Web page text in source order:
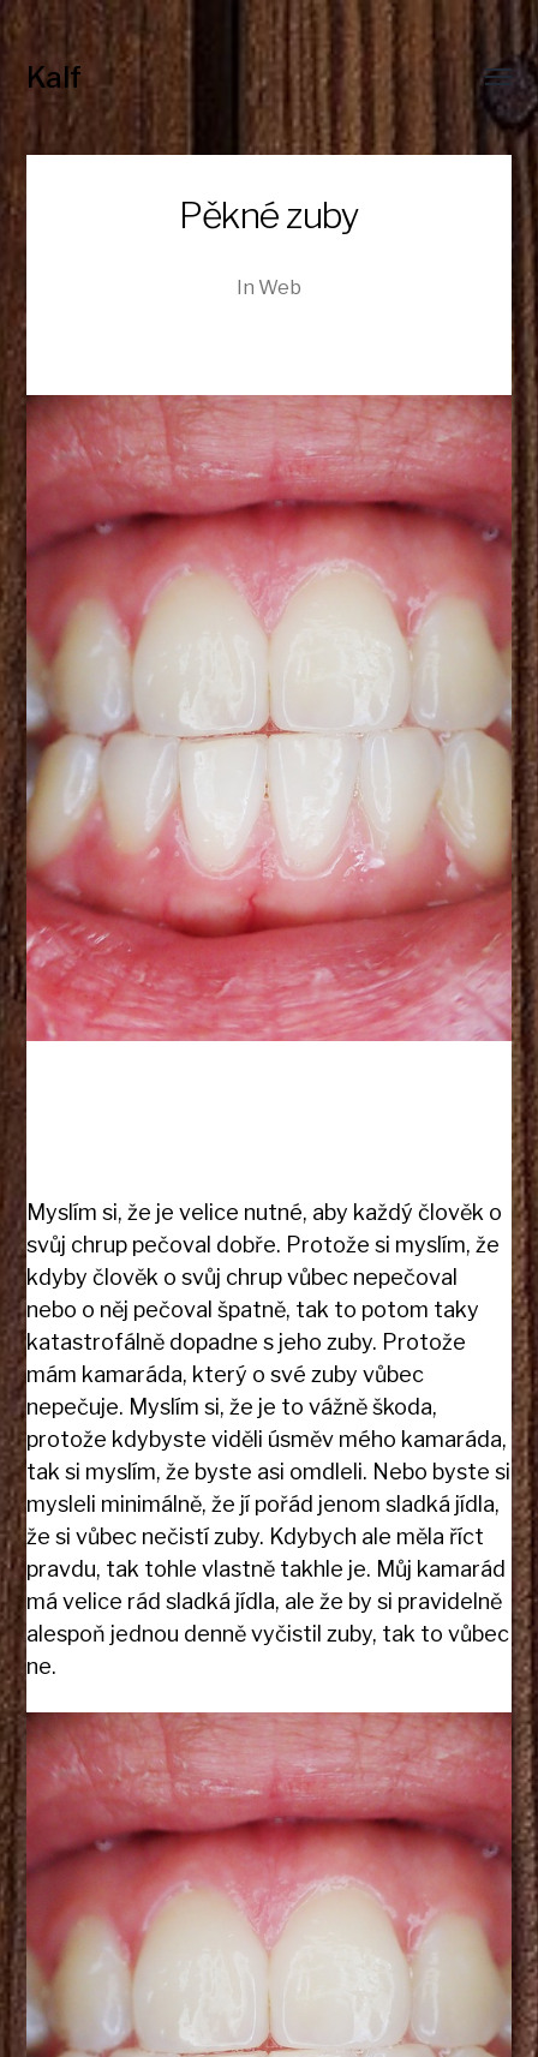
Kalf
menu
Pěkné zuby
In Web
Myslím si, že je velice nutné, aby každý člověk o
svůj chrup pečoval dobře. Protože si myslím, že
kdyby člověk o svůj chrup vůbec nepečoval
nebo o něj pečoval špatně, tak to potom taky
katastrofálně dopadne s jeho zuby. Protože
mám kamaráda, který o své zuby vůbec
nepečuje. Myslím si, že je to vážně škoda,
protože kdybyste viděli úsměv mého kamaráda,
tak si myslím, že byste asi omdleli. Nebo byste si
mysleli minimálně, že jí pořád jenom sladká jídla,
že si vůbec nečistí zuby. Kdybych ale měla říct
pravdu, tak tohle vlastně takhle je. Můj kamarád
má velice rád sladká jídla, ale že by si pravidelně
alespoň jednou denně vyčistil zuby, tak to vůbec
ne.